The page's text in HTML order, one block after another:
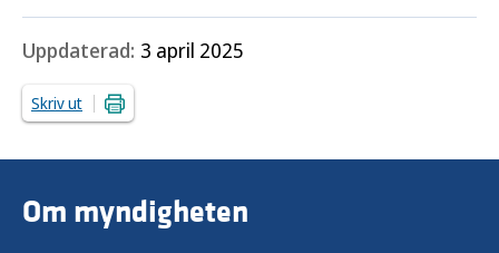
Uppdaterad: 3 april 2025
Skriv ut
Om myndigheten